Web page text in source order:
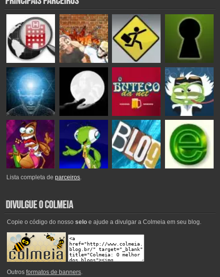
Lista completa deparceiros.
Copie o código do nosso seloe ajude a divulgar a Colmeia em seu blog.
Outros formatos de banners.